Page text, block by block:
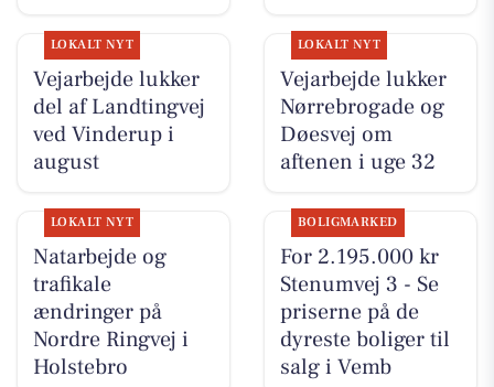
LOKALT NYT
Vejarbejde lukker
del af Landtingvej
ved Vinderup i
august
LOKALT NYT
Vejarbejde lukker
Nørrebrogade og
Døesvej om
aftenen i uge 32
LOKALT NYT
Natarbejde og
trafikale
ændringer på
Nordre Ringvej i
Holstebro
BOLIGMARKED
For 2.195.000 kr
Stenumvej 3 - Se
priserne på de
dyreste boliger til
salg i Vemb